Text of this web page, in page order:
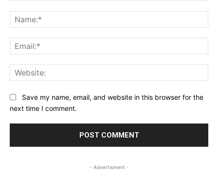
Save my name, email, and website in this browser for the
next time I comment.
- Advertisment -